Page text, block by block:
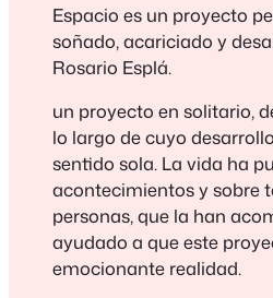
Espacio es un proyecto
soñado, acariciado y
Rosario Esplá.
un proyecto en solitario,
lo largo de cuyo
sentido sola. La vida ha
acontecimientos y sobre
personas, que la han
ayudado a que este
emocionante realidad.